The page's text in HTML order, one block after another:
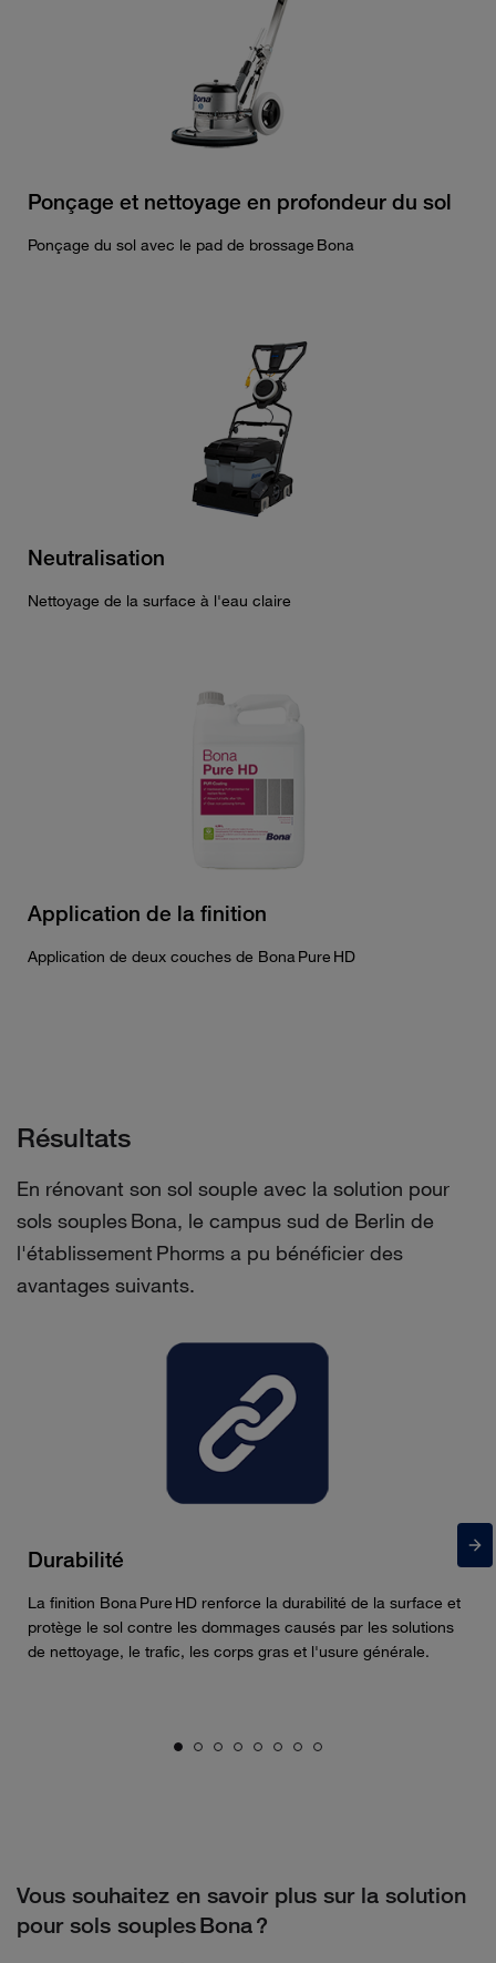
Ponçage et nettoyage en profondeur du sol
Ponçage du sol avec le pad de brossage Bona
Neutralisation
Nettoyage de la surface à l'eau claire
Application de la finition
Application de deux couches de Bona Pure HD
Résultats
En rénovant son sol souple avec la solution pour
sols souples Bona, le campus sud de Berlin de
l'établissement Phorms a pu bénéficier des
avantages suivants.
Durabilité
La finition Bona Pure HD renforce la durabilité de la surface et
protège le sol contre les dommages causés par les solutions
de nettoyage, le trafic, les corps gras et l'usure générale.